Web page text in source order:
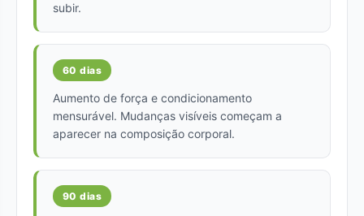
subir.
60 dias
Aumento de força e condicionamento
mensurável. Mudanças visíveis começam a
aparecer na composição corporal.
90 dias